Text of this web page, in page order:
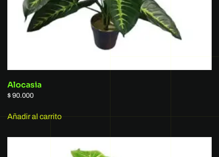
Alocasia
$ 90.000
Añadir al carrito